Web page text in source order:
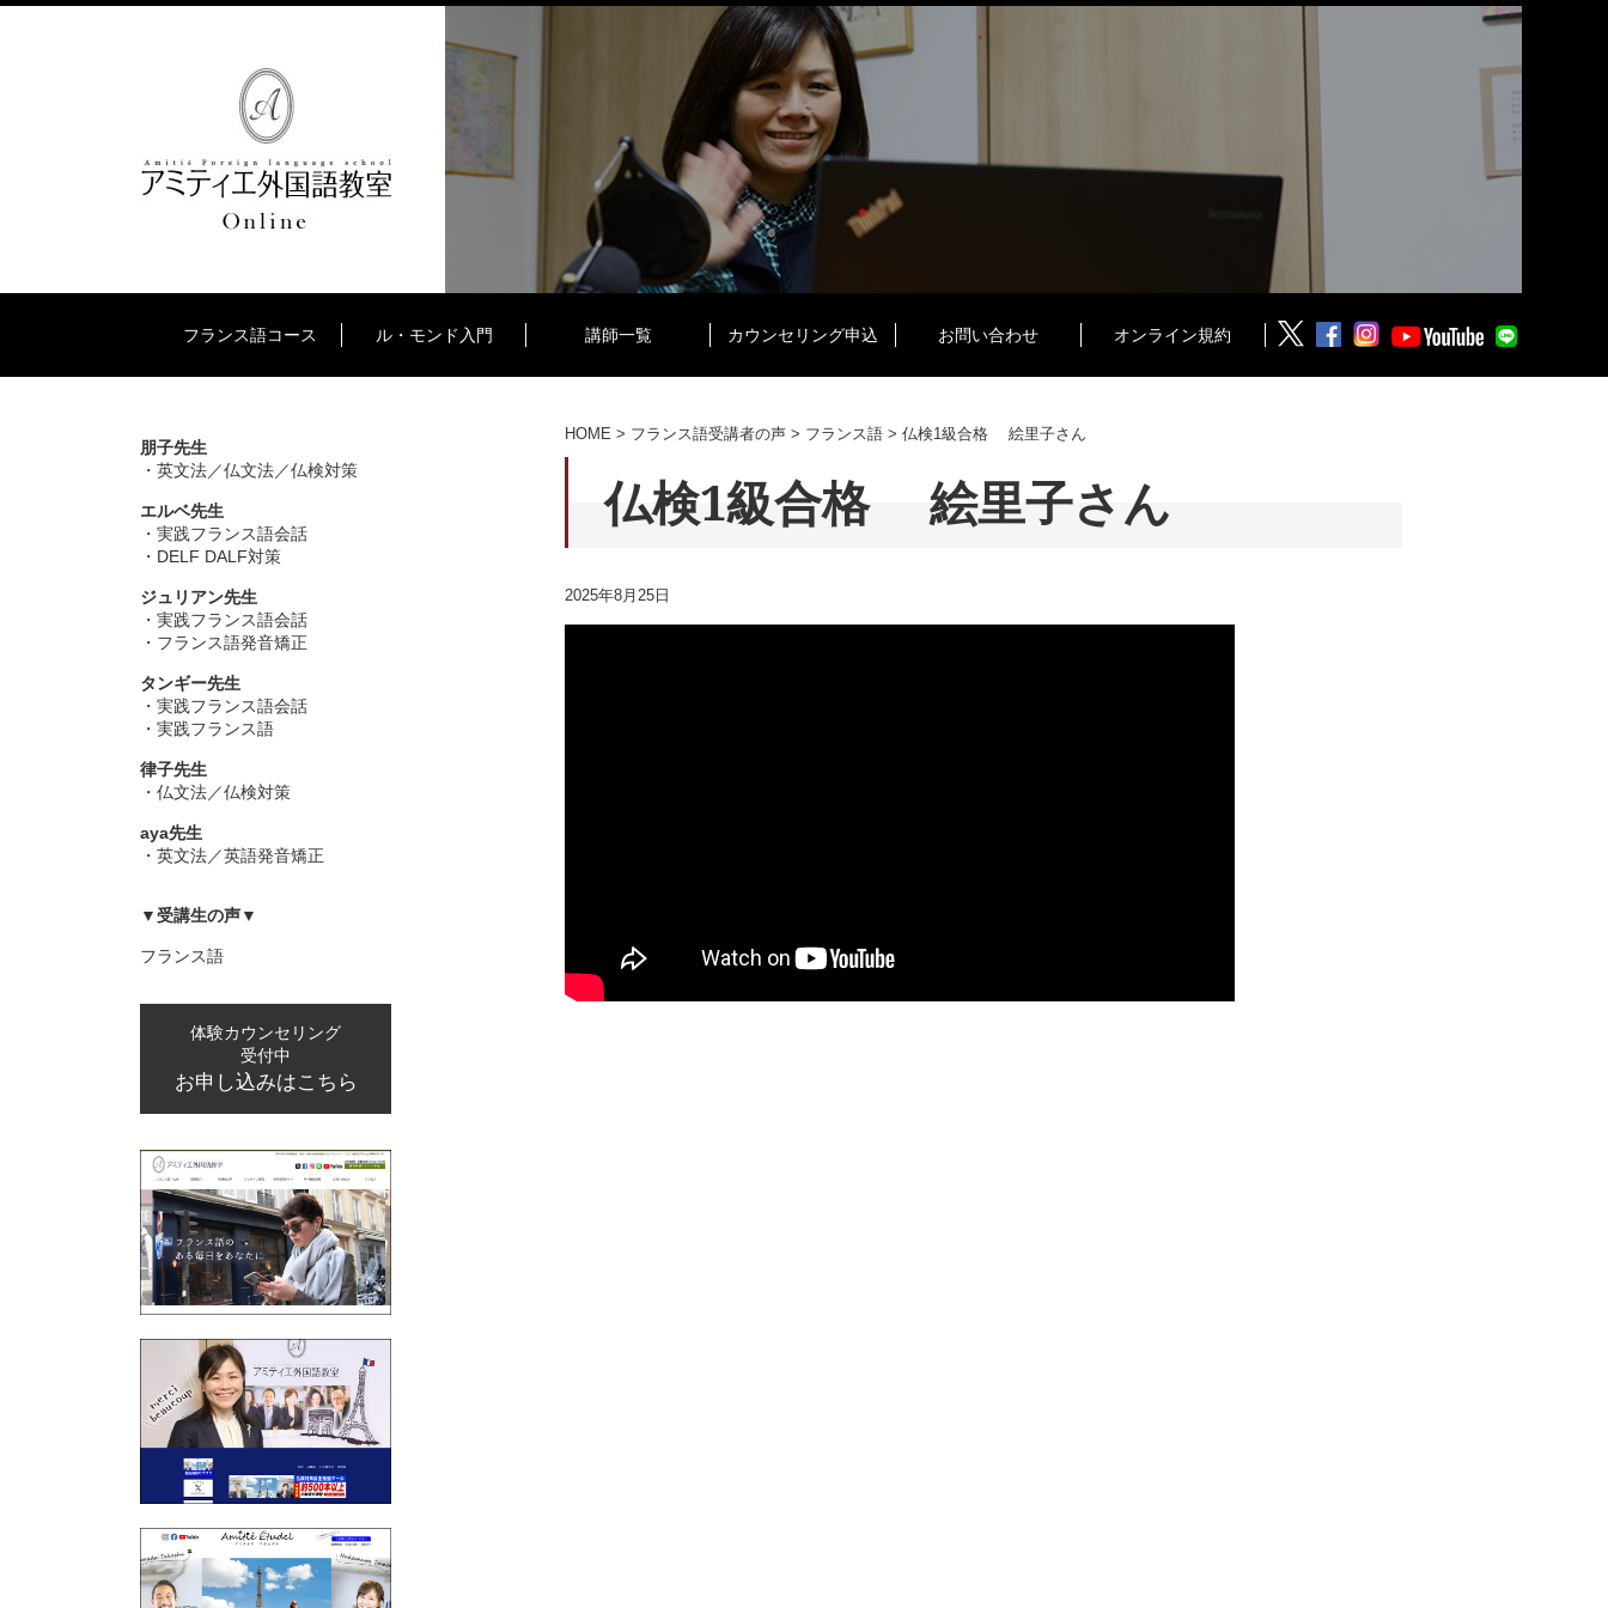
フランス語コース ル・モンド入門 講師一覧 カウンセリング申込 お問い合わせ オンライン規約
HOME > フランス語受講者の声 > フランス語 > 仏検1級合格 絵里子さん
仏検1級合格 絵里子さん
2025年8月25日
朋子先生
・英文法／仏文法／仏検対策
エルベ先生
・実践フランス語会話
・DELF DALF対策
ジュリアン先生
・実践フランス語会話
・フランス語発音矯正
タンギー先生
・実践フランス語会話
・実践フランス語
律子先生
・仏文法／仏検対策
aya先生
・英文法／英語発音矯正
▼受講生の声▼
フランス語
体験カウンセリング
受付中
お申し込みはこちら